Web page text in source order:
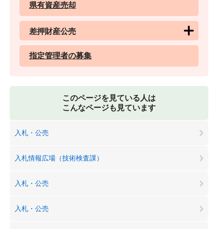
県有資産売却
差押財産公売
指定管理者の募集
このページを見ている人は
こんなページも見ています
入札・公売
入札情報広場（技術検査課）
入札・公売
入札・公売